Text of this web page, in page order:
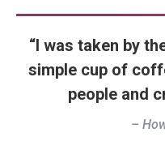
“I was taken by
simple cup of
people and
–